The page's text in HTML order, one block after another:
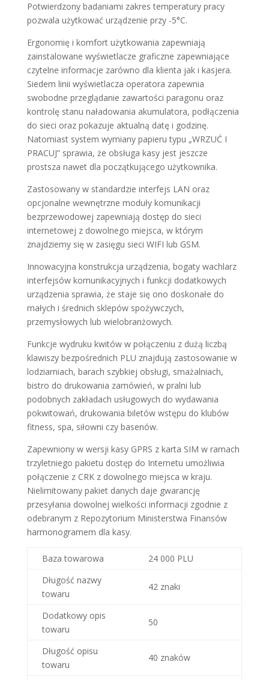
Potwierdzony badaniami zakres temperatury pracy
pozwala użytkować urządzenie przy -5°C.
Ergonomię i komfort użytkowania zapewniają
zainstalowane wyświetlacze graficzne zapewniające
czytelne informacje zarówno dla klienta jak i kasjera.
Siedem linii wyświetlacza operatora zapewnia
swobodne przeglądanie zawartości paragonu oraz
kontrolę stanu naładowania akumulatora, podłączenia
do sieci oraz pokazuje aktualną datę i godzinę.
Natomiast system wymiany papieru typu „WRZUĆ I
PRACUJ” sprawia, że obsługa kasy jest jeszcze
prostsza nawet dla początkującego użytkownika.
Zastosowany w standardzie interfejs LAN oraz
opcjonalne wewnętrzne moduły komunikacji
bezprzewodowej zapewniają dostęp do sieci
internetowej z dowolnego miejsca, w którym
znajdziemy się w zasięgu sieci WIFI lub GSM.
Innowacyjna konstrukcja urządzenia, bogaty wachlarz
interfejsów komunikacyjnych i funkcji dodatkowych
urządzenia sprawia, że staje się ono doskonałe do
małych i średnich sklepów spożywczych,
przemysłowych lub wielobranżowych.
Funkcje wydruku kwitów w połączeniu z dużą liczbą
klawiszy bezpośrednich PLU znajdują zastosowanie w
lodziarniach, barach szybkiej obsługi, smażalniach,
bistro do drukowania zamówień, w pralni lub
podobnych zakładach usługowych do wydawania
pokwitowań, drukowania biletów wstępu do klubów
fitness, spa, siłowni czy basenów.
Zapewniony w wersji kasy GPRS z karta SIM w ramach
trzyletniego pakietu dostęp do Internetu umożliwia
połączenie z CRK z dowolnego miejsca w kraju.
Nielimitowany pakiet danych daje gwarancję
przesyłania dowolnej wielkości informacji zgodnie z
odebranym z Repozytorium Ministerstwa Finansów
harmonogramem dla kasy.
Baza towarowa
24 000 PLU
Długość nazwy
towaru
42 znaki
Dodatkowy opis
towaru
50
Długość opisu
towaru
40 znaków